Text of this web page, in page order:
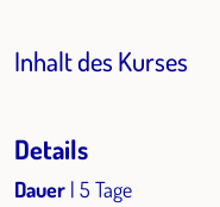
Inhalt des Kurses
Details
Dauer | 5 Tage